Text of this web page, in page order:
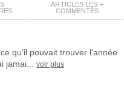
ARTICLES LES +
COMMENTÉS
qu'il pouvait trouver l'année
jamai... voir plus